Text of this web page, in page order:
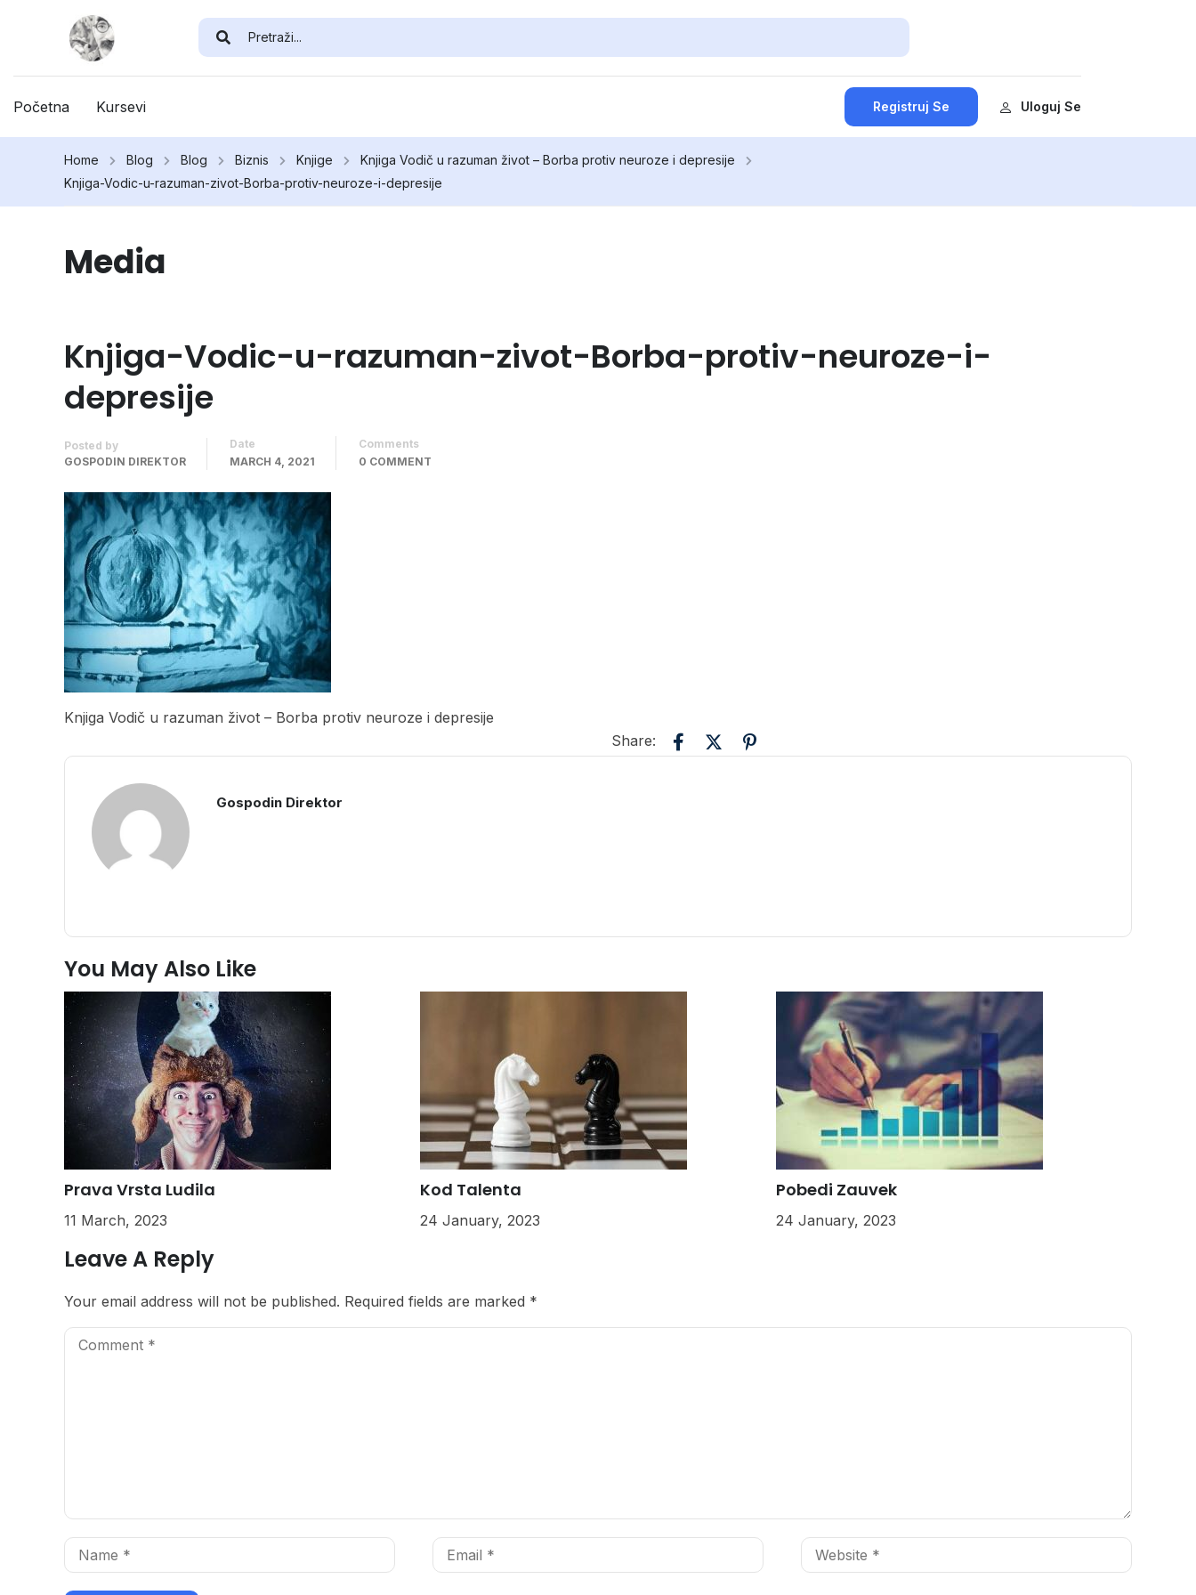
Početna Kursevi Registruj Se Uloguj Se
Home Blog Blog Biznis Knjige
Knjiga Vodič u razuman život – Borba protiv neuroze i depresije
Knjiga-Vodic-u-razuman-zivot-Borba-protiv-neuroze-i-depresije
Media
Knjiga-Vodic-u-razuman-zivot-Borba-protiv-neuroze-i-
depresije
Posted by
GOSPODIN DIREKTOR
Date
MARCH 4, 2021
Comments
0 COMMENT
Knjiga Vodič u razuman život – Borba protiv neuroze i depresije
Share:
Gospodin Direktor
You May Also Like
Prava Vrsta Ludila
11 March, 2023
Kod Talenta
24 January, 2023
Pobedi Zauvek
24 January, 2023
Leave A Reply
Your email address will not be published. Required fields are marked *